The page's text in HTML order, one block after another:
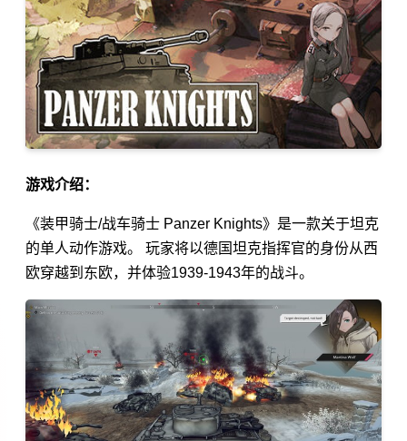
游戏介绍：
《装甲骑士/战车骑士 Panzer Knights》是一款关于坦克
的单人动作游戏。 玩家将以德国坦克指挥官的身份从西
欧穿越到东欧，并体验1939-1943年的战斗。